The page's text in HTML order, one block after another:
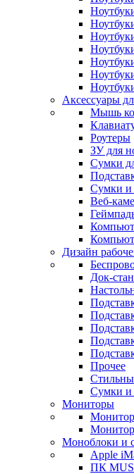
Аксессуары
Мышь
Роутеры
ЗУ для
Сумки
Сумки и
Веб-
Дизайн
Док-
Прочее
Сумки и
Мониторы
Моноблоки и
Apple
ПК